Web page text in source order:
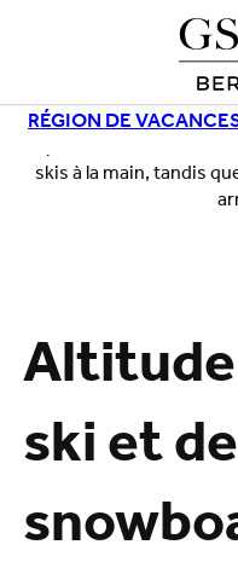
RÉGION DE
Altitude
ski et de